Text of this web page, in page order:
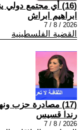
(16) أي مجتمع دولي يناشدون؟
ابراهيم ابراش
2026 / 8 / 7
القضية الفلسطينية
(17) مصادرة حزب ونهاية حزب: تركيا في نهاية حقبة
رندا قسيس
2026 / 8 / 7